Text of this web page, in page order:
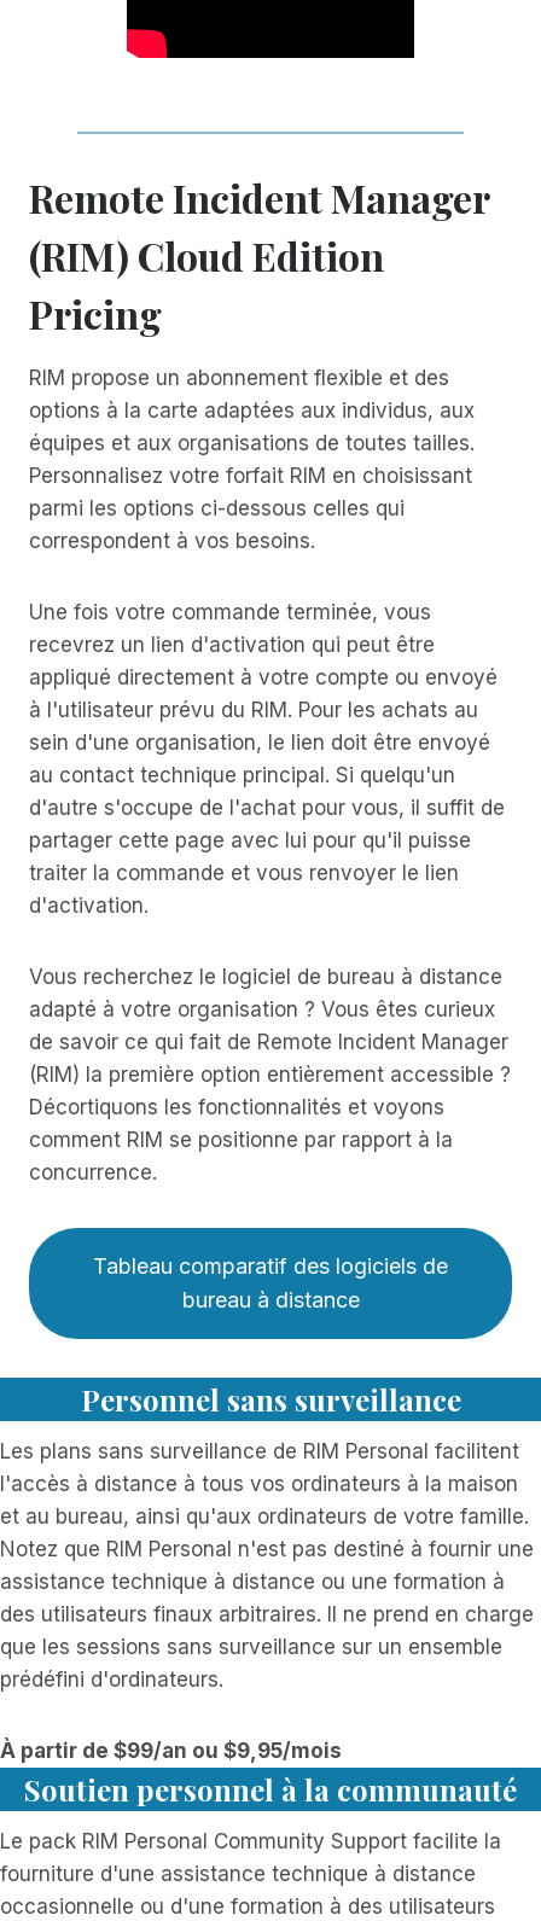
Remote Incident Manager
(RIM) Cloud Edition
Pricing
RIM propose un abonnement flexible et des
options à la carte adaptées aux individus, aux
équipes et aux organisations de toutes tailles.
Personnalisez votre forfait RIM en choisissant
parmi les options ci-dessous celles qui
correspondent à vos besoins.
Une fois votre commande terminée, vous
recevrez un lien d'activation qui peut être
appliqué directement à votre compte ou envoyé
à l'utilisateur prévu du RIM. Pour les achats au
sein d'une organisation, le lien doit être envoyé
au contact technique principal. Si quelqu'un
d'autre s'occupe de l'achat pour vous, il suffit de
partager cette page avec lui pour qu'il puisse
traiter la commande et vous renvoyer le lien
d'activation.
Vous recherchez le logiciel de bureau à distance
adapté à votre organisation ? Vous êtes curieux
de savoir ce qui fait de Remote Incident Manager
(RIM) la première option entièrement accessible ?
Décortiquons les fonctionnalités et voyons
comment RIM se positionne par rapport à la
concurrence.
Tableau comparatif des logiciels de
bureau à distance
Personnel sans surveillance
Les plans sans surveillance de RIM Personal facilitent
l'accès à distance à tous vos ordinateurs à la maison
et au bureau, ainsi qu'aux ordinateurs de votre famille.
Notez que RIM Personal n'est pas destiné à fournir une
assistance technique à distance ou une formation à
des utilisateurs finaux arbitraires. Il ne prend en charge
que les sessions sans surveillance sur un ensemble
prédéfini d'ordinateurs.
À partir de $99/an ou $9,95/mois
Soutien personnel à la communauté
Le pack RIM Personal Community Support facilite la
fourniture d'une assistance technique à distance
occasionnelle ou d'une formation à des utilisateurs